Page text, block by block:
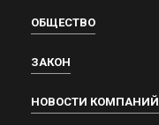
ОБЩЕСТВО
ЗАКОН
НОВОСТИ КОМПАНИЙ